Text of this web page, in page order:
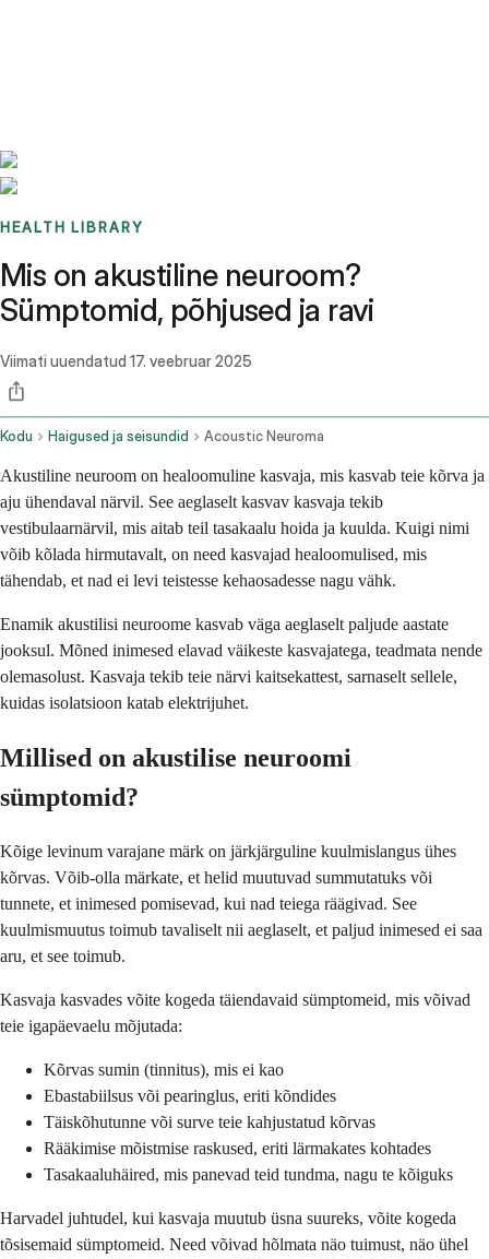
HEALTH LIBRARY
Mis on akustiline neuroom?
Sümptomid, põhjused ja ravi
Viimati uuendatud 17. veebruar 2025
Kodu Haigused ja seisundid Acoustic Neuroma
Akustiline neuroom on healoomuline kasvaja, mis kasvab teie kõrva ja
aju ühendaval närvil. See aeglaselt kasvav kasvaja tekib
vestibulaarnärvil, mis aitab teil tasakaalu hoida ja kuulda. Kuigi nimi
võib kõlada hirmutavalt, on need kasvajad healoomulised, mis
tähendab, et nad ei levi teistesse kehaosadesse nagu vähk.
Enamik akustilisi neuroome kasvab väga aeglaselt paljude aastate
jooksul. Mõned inimesed elavad väikeste kasvajatega, teadmata nende
olemasolust. Kasvaja tekib teie närvi kaitsekattest, sarnaselt sellele,
kuidas isolatsioon katab elektrijuhet.
Millised on akustilise neuroomi
sümptomid?
Kõige levinum varajane märk on järkjärguline kuulmislangus ühes
kõrvas. Võib-olla märkate, et helid muutuvad summutatuks või
tunnete, et inimesed pomisevad, kui nad teiega räägivad. See
kuulmismuutus toimub tavaliselt nii aeglaselt, et paljud inimesed ei saa
aru, et see toimub.
Kasvaja kasvades võite kogeda täiendavaid sümptomeid, mis võivad
teie igapäevaelu mõjutada:
Kõrvas sumin (tinnitus), mis ei kao
Ebastabiilsus või pearinglus, eriti kõndides
Täiskõhutunne või surve teie kahjustatud kõrvas
Rääkimise mõistmise raskused, eriti lärmakates kohtades
Tasakaaluhäired, mis panevad teid tundma, nagu te kõiguks
Harvadel juhtudel, kui kasvaja muutub üsna suureks, võite kogeda
tõsisemaid sümptomeid. Need võivad hõlmata näo tuimust, näo ühel